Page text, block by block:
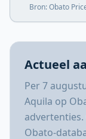
Bron: Obato
Actueel
Per 7
Aquila op
Obato-